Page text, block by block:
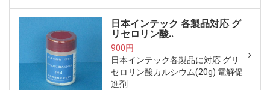
日本インテック 各製品対応 グ
リセロリン酸..
900円
日本インテック各製品に対応 グリ
セロリン酸カルシウム(20g) 電解促
進剤